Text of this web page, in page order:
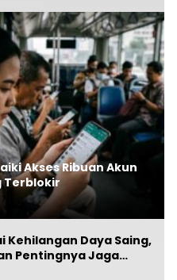
Akses Ribuan Akun
Terblokir
Kehilangan Daya Saing,
Pentingnya Jaga
Indonesia